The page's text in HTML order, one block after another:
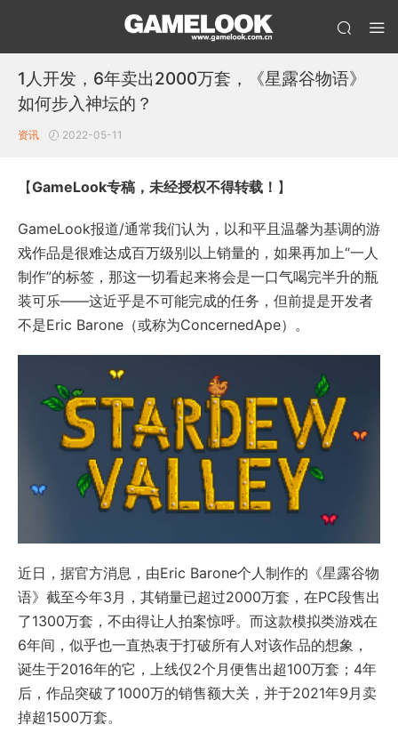
1人开发，6年卖出2000万套，《星露谷物语》
如何步入神坛的？
资讯 2022-05-11
【GameLook专稿，未经授权不得转载！ 】
GameLook报道/通常我们认为，以和平且温馨为基调的游
戏作品是很难达成百万级别以上销量的，如果再加上“一人
制作”的标签，那这一切看起来将会是一口气喝完半升的瓶
装可乐——这近乎是不可能完成的任务，但前提是开发者
不是Eric Barone（或称为ConcernedApe）。
近日，据官方消息，由Eric Barone个人制作的《星露谷物
语》截至今年3月，其销量已超过2000万套，在PC段售出
了1300万套，不由得让人拍案惊呼。而这款模拟类游戏在
6年间，似乎也一直热衷于打破所有人对该作品的想象，
诞生于2016年的它，上线仅2个月便售出超100万套；4年
后，作品突破了1000万的销售额大关，并于2021年9月卖
掉超1500万套。